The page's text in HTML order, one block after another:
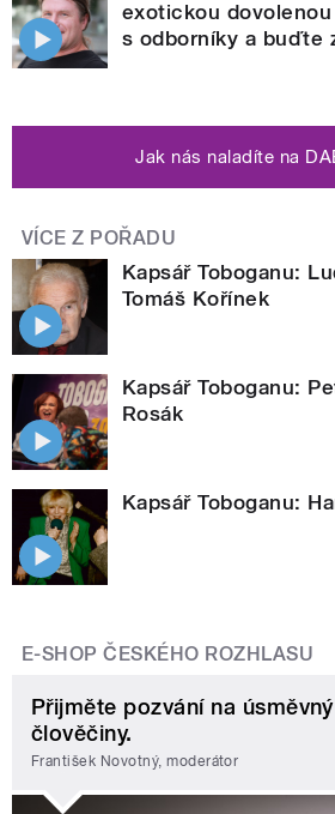
exotickou
s odborníky a buďte
Jak nás naladíte na
VÍCE Z POŘADU
Kapsář Toboganu:
Tomáš Kořínek
Kapsář Toboganu:
Rosák
Kapsář Toboganu:
E-SHOP ČESKÉHO ROZHLASU
Přijměte pozvání na
člověčiny.
František Novotný, moderátor